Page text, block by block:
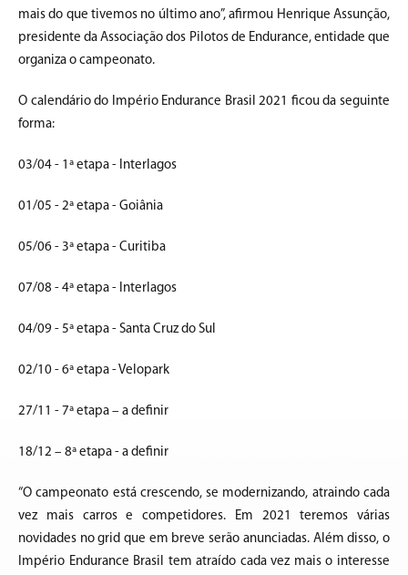
mais do que tivemos no último ano”, afirmou Henrique Assunção,
presidente da Associação dos Pilotos de Endurance, entidade que
organiza o campeonato.
O calendário do Império Endurance Brasil 2021 ficou da seguinte
forma:
03/04 - 1ª etapa - Interlagos
01/05 - 2ª etapa - Goiânia
05/06 - 3ª etapa - Curitiba
07/08 - 4ª etapa - Interlagos
04/09 - 5ª etapa - Santa Cruz do Sul
02/10 - 6ª etapa - Velopark
27/11 - 7ª etapa – a definir
18/12 – 8ª etapa - a definir
“O campeonato está crescendo, se modernizando, atraindo cada
vez mais carros e competidores. Em 2021 teremos várias
novidades no grid que em breve serão anunciadas. Além disso, o
Império Endurance Brasil tem atraído cada vez mais o interesse